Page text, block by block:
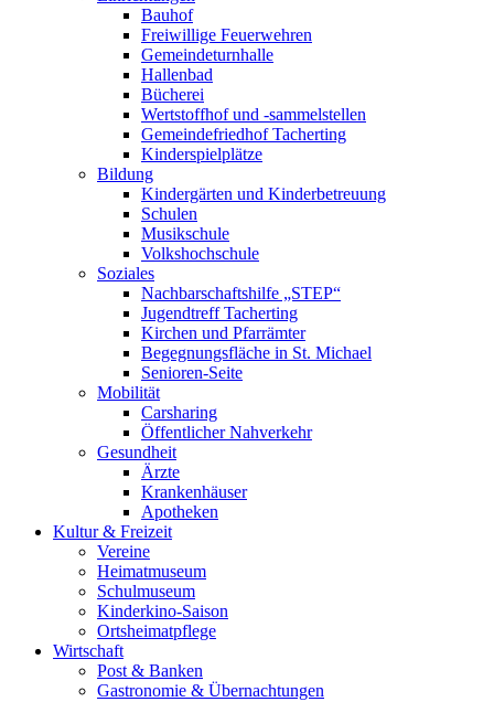
Bauhof
Freiwillige Feuerwehren
Gemeindeturnhalle
Hallenbad
Bücherei
Wertstoffhof und -sammelstellen
Gemeindefriedhof Tacherting
Kinderspielplätze
Bildung
Kindergärten und Kinderbetreuung
Schulen
Musikschule
Volkshochschule
Soziales
Nachbarschaftshilfe „STEP“
Jugendtreff Tacherting
Kirchen und Pfarrämter
Begegnungsfläche in St. Michael
Senioren-Seite
Mobilität
Carsharing
Öffentlicher Nahverkehr
Gesundheit
Ärzte
Krankenhäuser
Apotheken
Kultur & Freizeit
Vereine
Heimatmuseum
Schulmuseum
Kinderkino-Saison
Ortsheimatpflege
Wirtschaft
Post & Banken
Gastronomie & Übernachtungen